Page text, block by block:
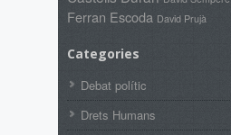
Ferran Escoda David Prujà
Categories
Debat polític
Drets Humans